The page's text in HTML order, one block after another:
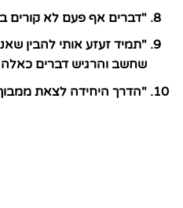
"דברים אף פעם לא קורים
"תמיד זעזע אותי להבין
שחשב והרגיש דברים כאלה
"הדרך היחידה לצאת